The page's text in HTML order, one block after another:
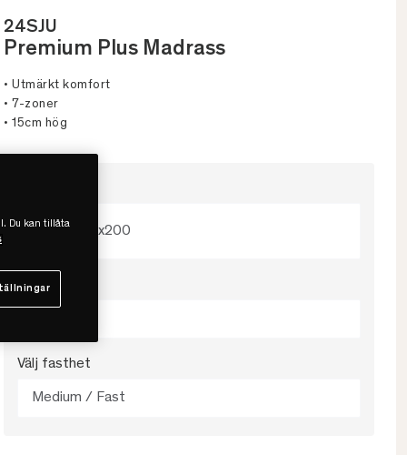
24SJU
Premium Plus Madrass
• Utmärkt komfort
• 7-zoner
• 15cm hög
180x200
Välj färg
Välj fasthet
Medium / Fast
Du kan tillåta